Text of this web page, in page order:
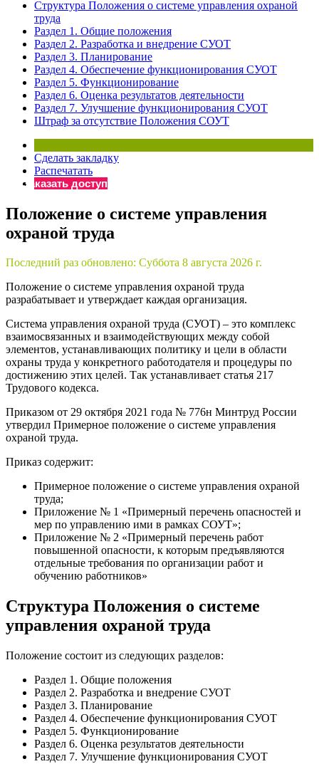
Бератор
«Практическая энциклопедия бухгалтера»
Материалы электронного журнала
«Нормативные акты для бухгалтера»
Материалы электронного журнала
«Практическая бухгалтерия»
Онлайн-сервисы «Учетная политика» и «Алгоритмы для
Просто заполните форму, и мы вышлем вам на почту
Структура Положения о системе управления охраной
труда
Раздел 1. Общие положения
Раздел 2. Разработка и внедрение СУОТ
Раздел 3. Планирование
Раздел 4. Обеспечение функционирования СУОТ
Раздел 5. Функционирование
Раздел 6. Оценка результатов деятельности
Раздел 7. Улучшение функционирования СУОТ
Штраф за отсутствие Положения СОУТ
Сделать закладку
Распечатать
Заказать доступ
Положение о системе управления
охраной труда
Последний раз обновлено: Суббота 8 августа 2026 г.
Положение о системе управления охраной труда
разрабатывает и утверждает каждая организация.
Система управления охраной труда (СУОТ) – это комплекс
взаимосвязанных и взаимодействующих между собой
элементов, устанавливающих политику и цели в области
охраны труда у конкретного работодателя и процедуры по
достижению этих целей. Так устанавливает статья 217
Трудового кодекса.
Приказом от 29 октября 2021 года № 776н Минтруд России
утвердил Примерное положение о системе управления
охраной труда.
Приказ содержит:
Примерное положение о системе управления охраной
труда;
Приложение № 1 «Примерный перечень опасностей и
мер по управлению ими в рамках СОУТ»;
Приложение № 2 «Примерный перечень работ
повышенной опасности, к которым предъявляются
отдельные требования по организации работ и
обучению работников»
Структура Положения о системе
управления охраной труда
Положение состоит из следующих разделов:
Раздел 1. Общие положения
Раздел 2. Разработка и внедрение СУОТ
Раздел 3. Планирование
Раздел 4. Обеспечение функционирования СУОТ
Раздел 5. Функционирование
Раздел 6. Оценка результатов деятельности
Раздел 7. Улучшение функционирования СУОТ